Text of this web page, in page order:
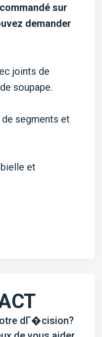
sur
demander
joints de
soupape.
segments et
et
dГ�cision?